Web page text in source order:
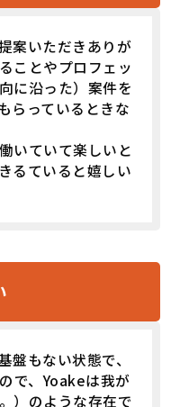
案いただきありが
ことやプロフェッ
に沿った）案件を
らっているときな
いていて楽しいと
るていると嬉しい
盤もない状態で、
で、Yoakeは我が
）のような存在で